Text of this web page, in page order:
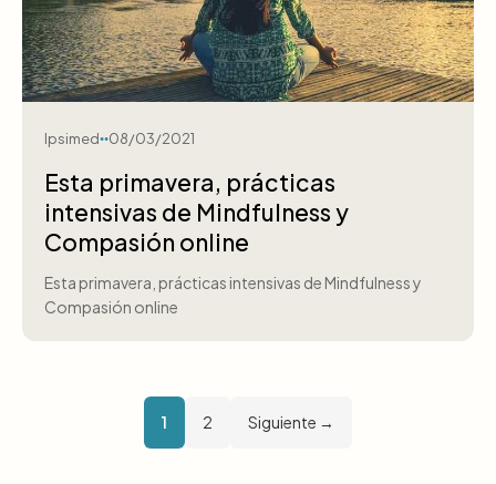
Ipsimed 08/03/2021
Esta primavera, prácticas
intensivas de Mindfulness y
Compasión online
Esta primavera, prácticas intensivas de Mindfulness y
Compasión online
1 2 Siguiente →